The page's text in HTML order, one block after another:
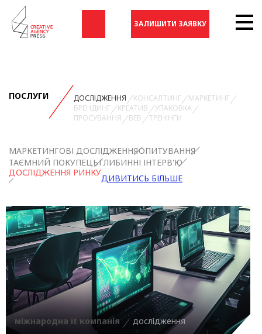
ЗАЛИШИТИ ЗАЯВКУ
ПОСЛУГИ ДОСЛІДЖЕННЯ КОНСАЛТИНГ
МАРКЕТИНГ
БРЕНДИНГ
КРЕАТИВ
УПАКОВКА
ПРОСУВАННЯ
ВЕБ ТРЕНІНГИ
МАРКЕТИНГОВІ ДОСЛІДЖЕННЯОПИТУВАННЯ
ТАЄМНИЙ ПОКУПЕЦЬГЛИБИННІ ІНТЕРВ'Ю
ДОСЛІДЖЕННЯ РИНКУ
ДИВИТИСЬ БІЛЬШЕ
міжнародна it компанія дослідження